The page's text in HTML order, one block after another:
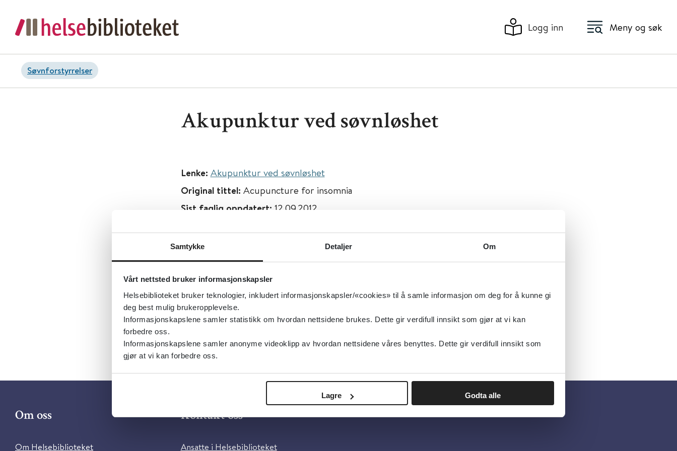
Samtykke Detaljer Om
Vårt nettsted bruker informasjonskapsler
Helsebiblioteket bruker teknologier, inkludert informasjonskapsler/«cookies» til å samle informasjon om deg for å kunne gi
deg best mulig brukeropplevelse.
Informasjonskapslene samler statistikk om hvordan nettsidene brukes. Dette gir verdifull innsikt som gjør at vi kan
forbedre oss.
Informasjonskapslene samler anonyme videoklipp av hvordan nettsidene våres benyttes. Dette gir verdifull innsikt som
gjør at vi kan forbedre oss.
Lagre Godta alle
Logg inn Meny og søk
Søvnforstyrrelser
Akupunktur ved søvnløshet
Lenke: Akupunktur ved søvnløshet
Original tittel: Acupuncture for insomnia
Sist faglig oppdatert: 12.09.2012
Emner:
Dokumenttype:Oppsummert forskning
Utgiver:Cochrane Library
Språk:Engelsk
Om oss
Om Helsebiblioteket
Kontakt oss
Ansatte i Helsebiblioteket